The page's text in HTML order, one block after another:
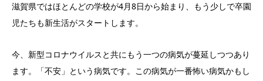
滋賀県ではほとんどの学校が4月8日から始まり、もう少しで卒園
児たちも新生活がスタートします。
今、新型コロナウイルスと共にもう一つの病気が蔓延しつつあり
ます。「不安」という病気です。この病気が一番怖い病気かもし